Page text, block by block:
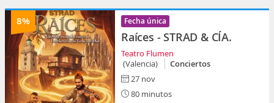
8% Fecha única
Raíces - STRAD & CÍA.
Teatro Flumen
(Valencia)
Conciertos
27 nov
80 minutos